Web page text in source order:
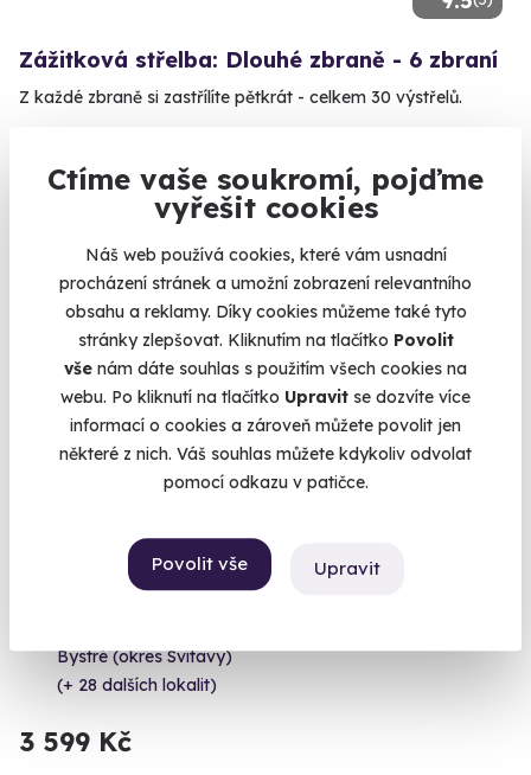
Ctíme vaše soukromí, pojďme
vyřešit cookies
Náš web používá cookies, které vám usnadní
procházení stránek a umožní zobrazení relevantního
obsahu a reklamy. Díky cookies můžeme také tyto
stránky zlepšovat. Kliknutím na tlačítko Povolit
vše nám dáte souhlas s použitím všech cookies na
webu. Po kliknutí na tlačítko Upravit se dozvíte více
informací o cookies a zároveň můžete povolit jen
některé z nich. Váš souhlas můžete kdykoliv odvolat
pomocí odkazu v patičce.
Povolit vše Upravit
Zážitková střelba: Dlouhé zbraně - 6 zbraní
Z každé zbraně si zastřílíte pětkrát - celkem 30 výstřelů.
(+ 28 dalších lokalit)
Volný termín už 11. 08. 2026
Zážitková střelba: Pistole a pušky - 6 zbraní
Bystré (okres Svitavy)
(+ 28 dalších lokalit)
3 599 Kč